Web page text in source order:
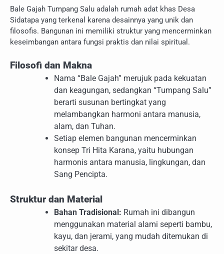
Bale Gajah Tumpang Salu adalah rumah adat khas Desa
Sidatapa yang terkenal karena desainnya yang unik dan
filosofis. Bangunan ini memiliki struktur yang mencerminkan
keseimbangan antara fungsi praktis dan nilai spiritual.
Filosofi dan Makna
Nama “Bale Gajah” merujuk pada kekuatan
dan keagungan, sedangkan “Tumpang Salu”
berarti susunan bertingkat yang
melambangkan harmoni antara manusia,
alam, dan Tuhan.
Setiap elemen bangunan mencerminkan
konsep Tri Hita Karana, yaitu hubungan
harmonis antara manusia, lingkungan, dan
Sang Pencipta.
Struktur dan Material
Bahan Tradisional: Rumah ini dibangun
menggunakan material alami seperti bambu,
kayu, dan jerami, yang mudah ditemukan di
sekitar desa.